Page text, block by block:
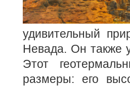
удивительный
Невада. Он также
Этот
размеры: его